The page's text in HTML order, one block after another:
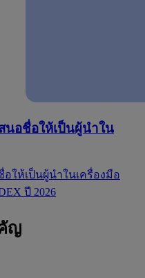
นอชื่อให้เป็นผู้นำใน
อให้เป็นผู้นำในเครื่องมือ
ปี 2026
ญ